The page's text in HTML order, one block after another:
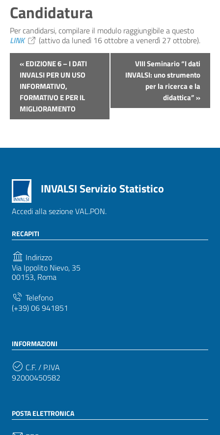
Candidatura
Per candidarsi, compilare il modulo raggiungibile a questo
LINK
(attivo da lunedì 16 ottobre a venerdì 27 ottobre).
Evento
Navigazione
«EDIZIONE 6 – I DATI
INVALSI PER UN USO
INFORMATIVO,
FORMATIVO E PER IL
MIGLIORAMENTO
VIII Seminario “I dati
INVALSI: uno strumento
per la ricerca e la
didattica”»
INVALSI Servizio Statistico
Accedi alla sezione VAL.PON.
RECAPITI
Indirizzo
Via Ippolito Nievo, 35
00153, Roma
Telefono
(+39) 06 941851
INFORMAZIONI
C.F. / P.IVA
92000450582
POSTA ELETTRONICA